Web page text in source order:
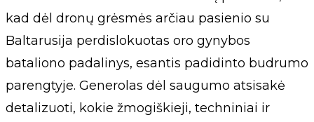
kad dėl dronų grėsmės arčiau pasienio su
Baltarusija perdislokuotas oro gynybos
bataliono padalinys, esantis padidinto budrumo
parengtyje. Generolas dėl saugumo atsisakė
detalizuoti, kokie žmogiškieji, techniniai ir